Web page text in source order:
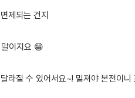
제되는 건지
이지요 😁
라질 수 있어서요~! 밑져야 본전이니